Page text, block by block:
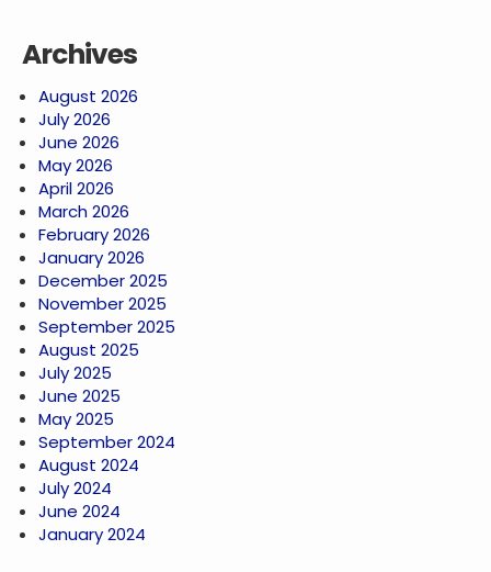
Archives
August 2026
July 2026
June 2026
May 2026
April 2026
March 2026
February 2026
January 2026
December 2025
November 2025
September 2025
August 2025
July 2025
June 2025
May 2025
September 2024
August 2024
July 2024
June 2024
January 2024